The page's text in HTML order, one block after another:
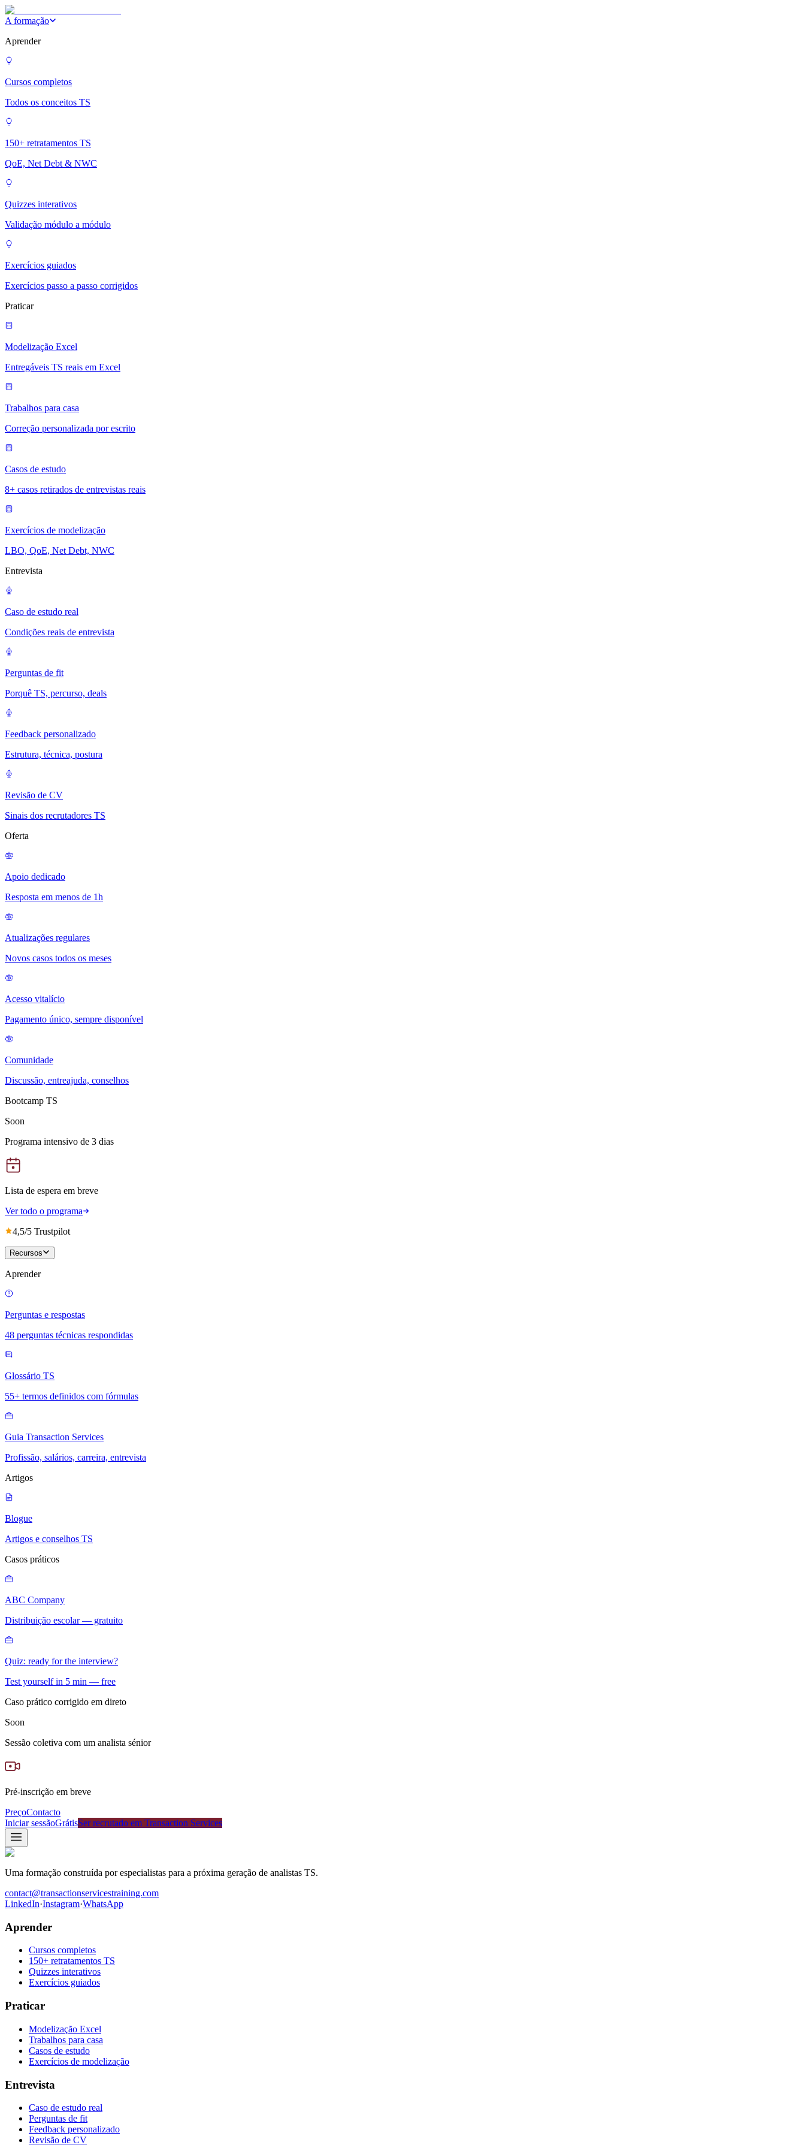
A formação
Aprender
Cursos completos
Todos os conceitos TS
150+ retratamentos TS
QoE, Net Debt & NWC
Quizzes interativos
Validação módulo a módulo
Exercícios guiados
Exercícios passo a passo corrigidos
Praticar
Modelização Excel
Entregáveis TS reais em Excel
Trabalhos para casa
Correção personalizada por escrito
Casos de estudo
8+ casos retirados de entrevistas reais
Exercícios de modelização
LBO, QoE, Net Debt, NWC
Entrevista
Caso de estudo real
Condições reais de entrevista
Perguntas de fit
Porquê TS, percurso, deals
Feedback personalizado
Estrutura, técnica, postura
Revisão de CV
Sinais dos recrutadores TS
Oferta
Apoio dedicado
Resposta em menos de 1h
Atualizações regulares
Novos casos todos os meses
Acesso vitalício
Pagamento único, sempre disponível
Comunidade
Discussão, entreajuda, conselhos
Bootcamp TS
Soon
Programa intensivo de 3 dias
Lista de espera em breve
Ver todo o programa
4,5/5 Trustpilot
Recursos
Aprender
Perguntas e respostas
48 perguntas técnicas respondidas
Glossário TS
55+ termos definidos com fórmulas
Guia Transaction Services
Profissão, salários, carreira, entrevista
Artigos
Blogue
Artigos e conselhos TS
Casos práticos
ABC Company
Distribuição escolar — gratuito
Quiz: ready for the interview?
Test yourself in 5 min — free
Caso prático corrigido em direto
Soon
Sessão coletiva com um analista sénior
Pré-inscrição em breve
PreçoContacto
Iniciar sessãoGrátisSer recrutado em Transaction Services
Uma formação construída por especialistas para a próxima geração de analistas TS.
contact@transactionservicestraining.com
LinkedIn·Instagram·WhatsApp
Aprender
Cursos completos
150+ retratamentos TS
Quizzes interativos
Exercícios guiados
Praticar
Modelização Excel
Trabalhos para casa
Casos de estudo
Exercícios de modelização
Entrevista
Caso de estudo real
Perguntas de fit
Feedback personalizado
Revisão de CV